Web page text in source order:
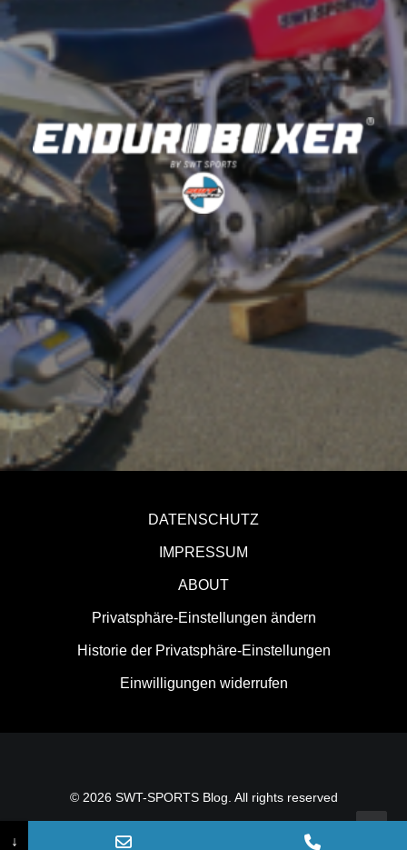
DATENSCHUTZ
IMPRESSUM
ABOUT
Privatsphäre-Einstellungen ändern
Historie der Privatsphäre-Einstellungen
Einwilligungen widerrufen
© 2026 SWT-SPORTS Blog. All rights reserved
↓